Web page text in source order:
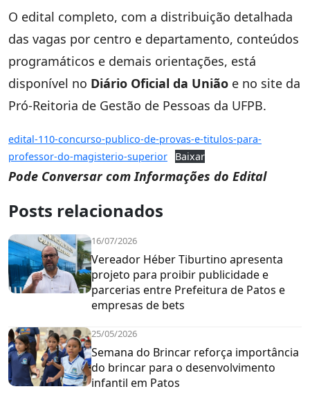
O edital completo, com a distribuição detalhada
das vagas por centro e departamento, conteúdos
programáticos e demais orientações, está
disponível no Diário Oficial da União e no site da
Pró-Reitoria de Gestão de Pessoas da UFPB.
edital-110-concurso-publico-de-provas-e-titulos-para-
professor-do-magisterio-superior
Baixar
Pode Conversar com Informações do Edital
Posts relacionados
16/07/2026
Vereador Héber Tiburtino apresenta
projeto para proibir publicidade e
parcerias entre Prefeitura de Patos e
empresas de bets
25/05/2026
Semana do Brincar reforça importância
do brincar para o desenvolvimento
infantil em Patos